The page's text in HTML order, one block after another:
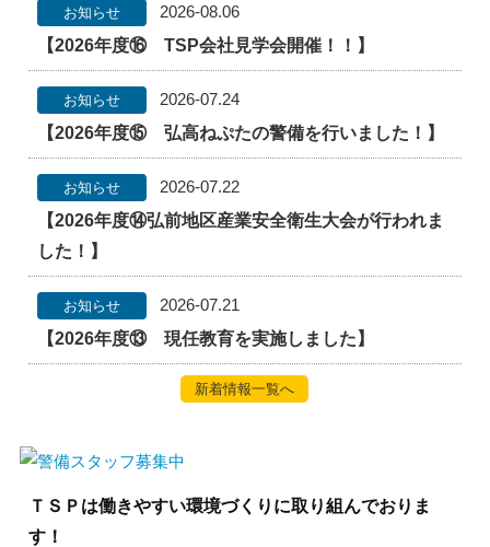
お知らせ
2026-08.06
【2026年度⑯ TSP会社見学会開催！！】
お知らせ
2026-07.24
【2026年度⑮ 弘高ねぷたの警備を行いました！】
お知らせ
2026-07.22
【2026年度⑭弘前地区産業安全衛生大会が行われま
した！】
お知らせ
2026-07.21
【2026年度⑬ 現任教育を実施しました】
新着情報一覧へ
ＴＳＰは働きやすい環境づくりに取り組んでおりま
す！